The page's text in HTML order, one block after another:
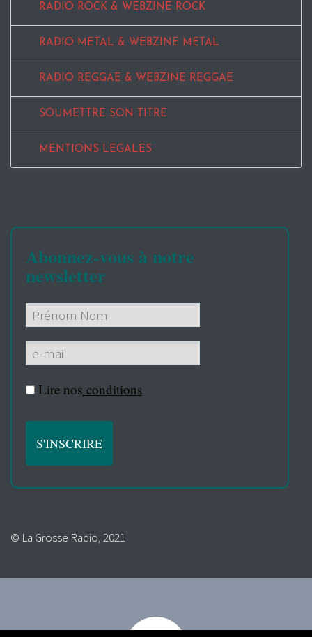
RADIO ROCK & WEBZINE ROCK
RADIO METAL & WEBZINE METAL
RADIO REGGAE & WEBZINE REGGAE
SOUMETTRE SON TITRE
MENTIONS LEGALES
Abonnez-vous à notre
newsletter
Lire nos conditions
© La Grosse Radio, 2021